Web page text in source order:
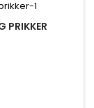
PRIKKER